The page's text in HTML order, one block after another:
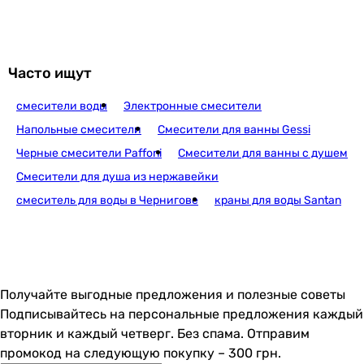
стационарный
стационарный
Форма излива
Г-образный
-
-
Г-образный
-
Часто ищут
смесители воды
Электронные смесители
Напольные смесители
Смесители для ванны Gessi
Черные смесители Paffoni
Смесители для ванны с душем
Смесители для душа из нержавейки
смеситель для воды в Чернигове
краны для воды Santan
Получайте выгодные предложения и полезные советы
Подписывайтесь на персональные предложения каждый
вторник и каждый четверг. Без спама. Отправим
промокод на следующую покупку – 300 грн.